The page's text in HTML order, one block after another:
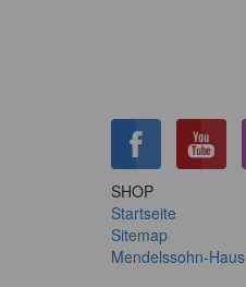
SHOP
Startseite
Sitemap
Mendelssohn-Haus